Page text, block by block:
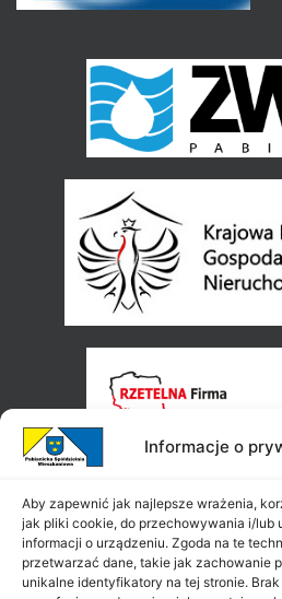
Informacje o
Aby zapewnić jak najlepsze wrażenia,
jak pliki cookie, do przechowywania i/lub
informacji o urządzeniu. Zgoda na te
przetwarzać dane, takie jak zachowanie
unikalne identyfikatory na tej stronie.